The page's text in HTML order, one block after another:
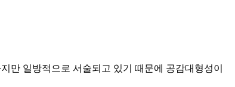
만 일방적으로 서술되고 있기 때문에 공감대형성이